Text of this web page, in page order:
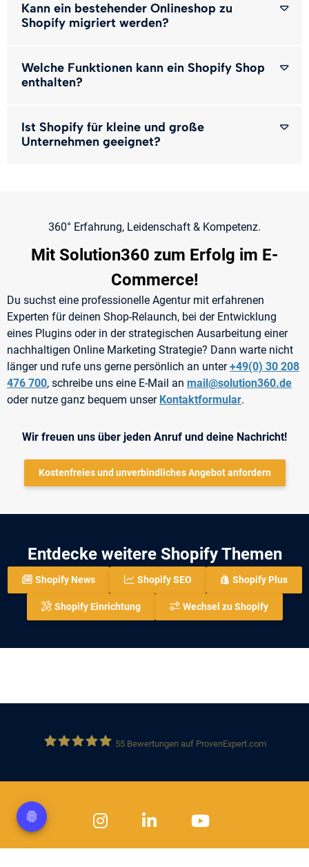
Kann ein bestehender Onlineshop zu
Shopify migriert werden?
Welche Funktionen kann ein Shopify Shop
enthalten?
Ist Shopify für kleine und große
Unternehmen geeignet?
360° Erfahrung, Leidenschaft & Kompetenz.
Mit Solution360 zum Erfolg im E-
Commerce!
Du suchst eine professionelle Agentur mit erfahrenen
Experten für deinen Shop-Relaunch, bei der Entwicklung
eines Plugins oder in der strategischen Ausarbeitung einer
nachhaltigen Online Marketing Strategie? Dann warte nicht
länger und rufe uns gerne persönlich an unter+49(0) 30 208
476 700, schreibe uns eine E-Mail an mail@solution360.de
oder nutze ganz bequem unser Kontaktformular.
Wir freuen uns über jeden Anruf und deine Nachricht!
Kostenfreies und unverbindliches Angebot anfordern
Entdecke weitere Shopify Themen
Shopify News Shopify SEO Shopify Plus
Shopify Einrichtung Wechsel zu Shopify
Solution 360 GmbH
55Bewertungen auf ProvenExpert.com